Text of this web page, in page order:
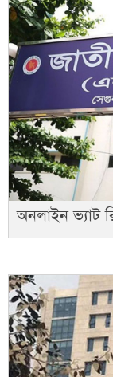
অনলাইন ভ্যাট